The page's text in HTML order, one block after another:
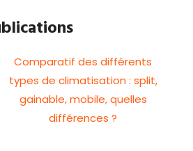
Comparatif des différents
types de climatisation : split,
gainable, mobile, quelles
différences ?